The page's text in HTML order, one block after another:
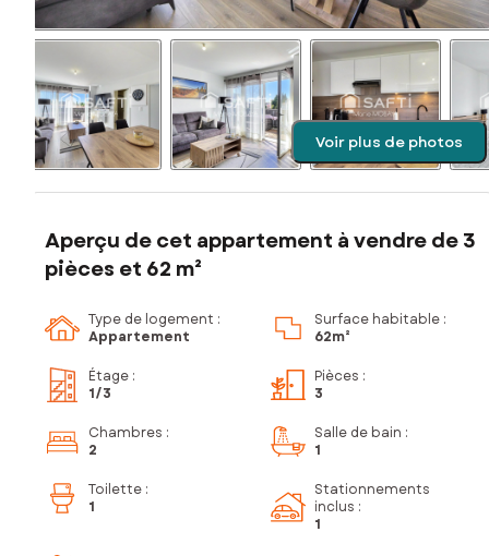
Voir plus de photos
Aperçu de cet appartement à vendre de 3
pièces et 62 m²
Type de logement :
Appartement
Surface habitable :
62m²
Étage :
1/3
Pièces :
3
Chambres :
2
Salle de bain :
1
Toilette :
1
Stationnements
inclus :
1